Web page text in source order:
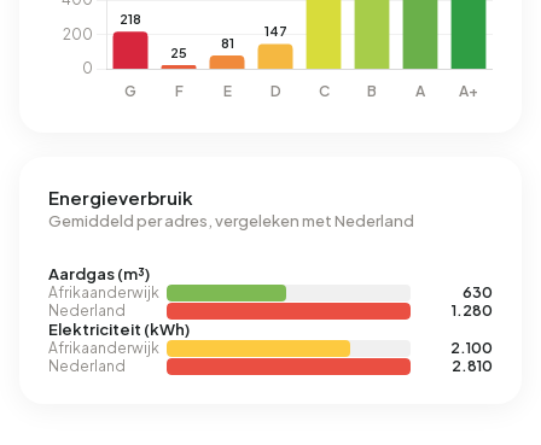
Energieverbruik
Gemiddeld per adres, vergeleken met Nederland
Aardgas (m³)
Afrikaanderwijk
630
Nederland
1.280
Elektriciteit (kWh)
Afrikaanderwijk
2.100
Nederland
2.810